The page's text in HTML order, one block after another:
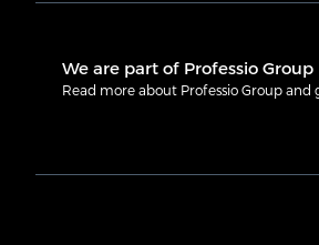
We are part of Professio Group
Read more about Professio Group